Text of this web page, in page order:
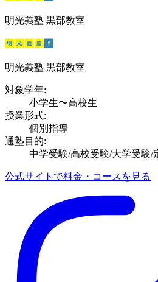
明光義塾 黒部教室
明光義塾 黒部教室
対象学年:
小学生〜高校生
授業形式:
個別指導
通塾目的:
中学受験/高校受験/大学受験/
公式サイトで料金・コースを見る